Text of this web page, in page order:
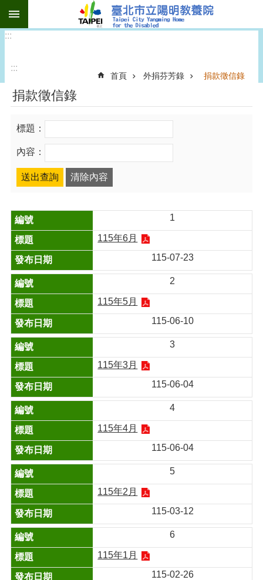
跳到主要內容區塊
:::
:::
首頁 外捐芬芳錄 捐款徵信錄
捐款徵信錄
標題：
內容：
1
115年6月
115-07-23
2
115年5月
115-06-10
3
115年3月
115-06-04
4
115年4月
115-06-04
5
115年2月
115-03-12
6
115年1月
115-02-26